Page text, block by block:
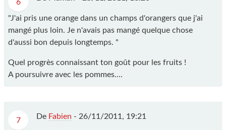
6
"J'ai pris une orange dans un champs d'orangers que j'ai
mangé plus loin. Je n'avais pas mangé quelque chose
d'aussi bon depuis longtemps. "
Quel progrès connaissant ton goût pour les fruits !
A poursuivre avec les pommes....
7 De Fabien - 26/11/2011, 19:21